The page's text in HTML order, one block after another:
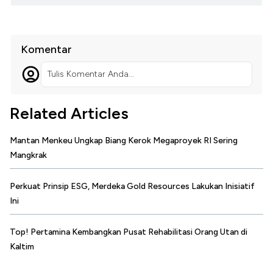
Komentar
Tulis Komentar Anda...
Related Articles
Mantan Menkeu Ungkap Biang Kerok Megaproyek RI Sering
Mangkrak
Perkuat Prinsip ESG, Merdeka Gold Resources Lakukan Inisiatif
Ini
Top! Pertamina Kembangkan Pusat Rehabilitasi Orang Utan di
Kaltim